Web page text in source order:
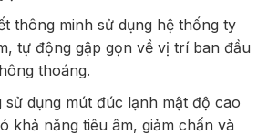
thông minh sử dụng hệ thống ty
tự động gập gọn về vị trí ban đầu
thoáng.
dụng mút đúc lạnh mật độ cao
khả năng tiêu âm, giảm chấn và